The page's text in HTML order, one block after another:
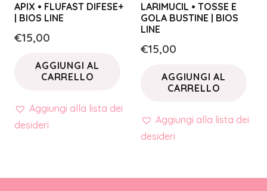
APIX • FLUFAST DIFESE+
| BIOS LINE
€15,00
AGGIUNGI AL
CARRELLO
Aggiungi alla lista dei
desideri
LARIMUCIL • TOSSE E
GOLA BUSTINE | BIOS
LINE
€15,00
AGGIUNGI AL
CARRELLO
Aggiungi alla lista dei
desideri